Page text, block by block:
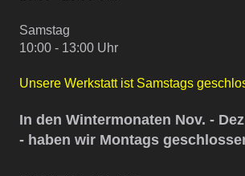
Samstag
10:00 - 13:00 Uhr
Unsere Werkstatt ist Samstags
In den Wintermonaten Nov. -
- haben wir Montags